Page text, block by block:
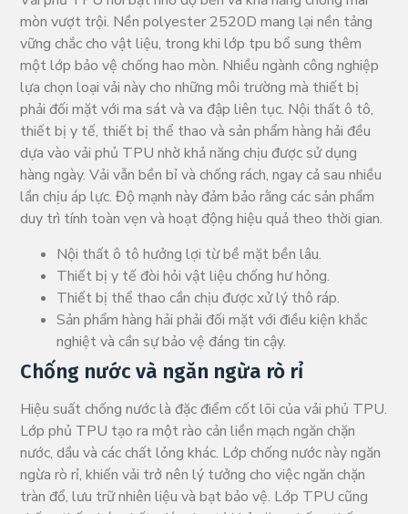
mòn vượt trội. Nền polyester 2520D mang lại nền tảng
vững chắc cho vật liệu, trong khi lớp tpu bổ sung thêm
một lớp bảo vệ chống hao mòn. Nhiều ngành công nghiệp
lựa chọn loại vải này cho những môi trường mà thiết bị
phải đối mặt với ma sát và va đập liên tục. Nội thất ô tô,
thiết bị y tế, thiết bị thể thao và sản phẩm hàng hải đều
dựa vào vải phủ TPU nhờ khả năng chịu được sử dụng
hàng ngày. Vải vẫn bền bỉ và chống rách, ngay cả sau nhiều
lần chịu áp lực. Độ mạnh này đảm bảo rằng các sản phẩm
duy trì tính toàn vẹn và hoạt động hiệu quả theo thời gian.
Nội thất ô tô hưởng lợi từ bề mặt bền lâu.
Thiết bị y tế đòi hỏi vật liệu chống hư hỏng.
Thiết bị thể thao cần chịu được xử lý thô ráp.
Sản phẩm hàng hải phải đối mặt với điều kiện khắc
nghiệt và cần sự bảo vệ đáng tin cậy.
Chống nước và ngăn ngừa rò rỉ
Hiệu suất chống nước là đặc điểm cốt lõi của vải phủ TPU.
Lớp phủ TPU tạo ra một rào cản liền mạch ngăn chặn
nước, dầu và các chất lỏng khác. Lớp chống nước này ngăn
ngừa rò rỉ, khiến vải trở nên lý tưởng cho việc ngăn chặn
tràn đổ, lưu trữ nhiên liệu và bạt bảo vệ. Lớp TPU cũng